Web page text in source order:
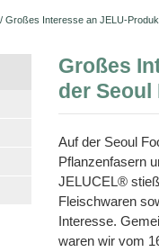
/ Großes Interesse an JELU-
Großes
der Seoul
Auf der Seoul
Pflanzenfasern
JELUCEL®
Fleischwaren
Interesse.
waren wir vom